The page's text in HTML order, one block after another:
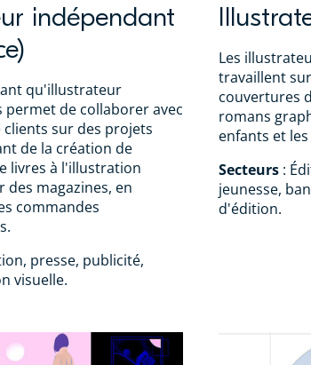
indépendant
qu'illustrateur
permet de collaborer avec
clients sur des projets
de la création de
livres à l'illustration
magazines, en
commandes
presse, publicité,
visuelle.
Les
travaillent
couvertures
romans
enfants et
Secteurs :
jeunesse,
d'édition.